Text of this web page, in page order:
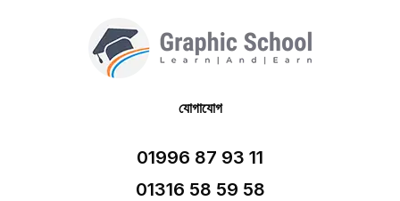
যোগাযোগ
01996 87 93 11
01316 58 59 58